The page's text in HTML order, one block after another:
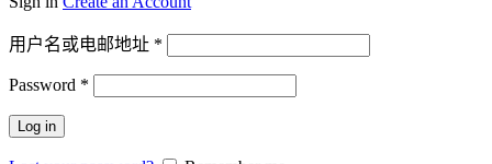
用户名或电邮地址 *
Password *
Log in